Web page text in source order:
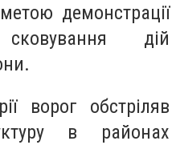
демонстрації
дій
ворог обстріляв
в районах